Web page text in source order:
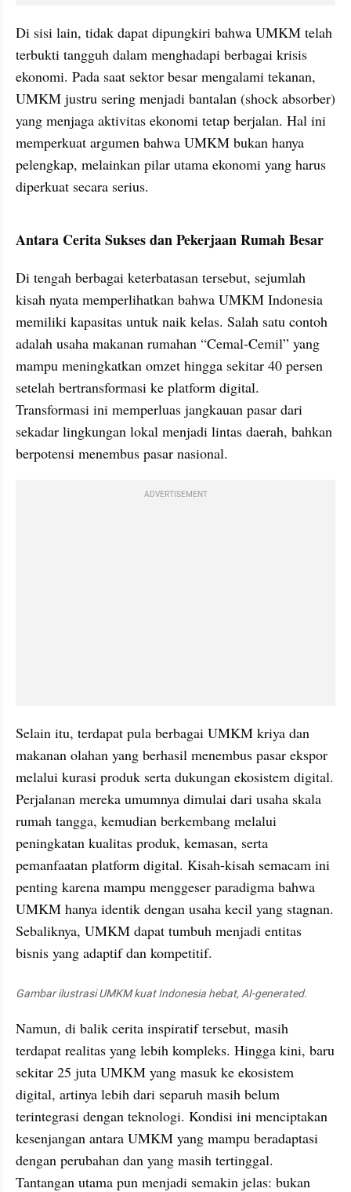
Di sisi lain, tidak dapat dipungkiri bahwa UMKM telah
terbukti tangguh dalam menghadapi berbagai krisis
ekonomi. Pada saat sektor besar mengalami tekanan,
UMKM justru sering menjadi bantalan (shock absorber)
yang menjaga aktivitas ekonomi tetap berjalan. Hal ini
memperkuat argumen bahwa UMKM bukan hanya
pelengkap, melainkan pilar utama ekonomi yang harus
diperkuat secara serius.
Antara Cerita Sukses dan Pekerjaan Rumah Besar
Di tengah berbagai keterbatasan tersebut, sejumlah
kisah nyata memperlihatkan bahwa UMKM Indonesia
memiliki kapasitas untuk naik kelas. Salah satu contoh
adalah usaha makanan rumahan “Cemal-Cemil” yang
mampu meningkatkan omzet hingga sekitar 40 persen
setelah bertransformasi ke platform digital.
Transformasi ini memperluas jangkauan pasar dari
sekadar lingkungan lokal menjadi lintas daerah, bahkan
berpotensi menembus pasar nasional.
ADVERTISEMENT
Selain itu, terdapat pula berbagai UMKM kriya dan
makanan olahan yang berhasil menembus pasar ekspor
melalui kurasi produk serta dukungan ekosistem digital.
Perjalanan mereka umumnya dimulai dari usaha skala
rumah tangga, kemudian berkembang melalui
peningkatan kualitas produk, kemasan, serta
pemanfaatan platform digital. Kisah-kisah semacam ini
penting karena mampu menggeser paradigma bahwa
UMKM hanya identik dengan usaha kecil yang stagnan.
Sebaliknya, UMKM dapat tumbuh menjadi entitas
bisnis yang adaptif dan kompetitif.
Gambar ilustrasi UMKM kuat Indonesia hebat, AI-generated.
Namun, di balik cerita inspiratif tersebut, masih
terdapat realitas yang lebih kompleks. Hingga kini, baru
sekitar 25 juta UMKM yang masuk ke ekosistem
digital, artinya lebih dari separuh masih belum
terintegrasi dengan teknologi. Kondisi ini menciptakan
kesenjangan antara UMKM yang mampu beradaptasi
dengan perubahan dan yang masih tertinggal.
Tantangan utama pun menjadi semakin jelas: bukan